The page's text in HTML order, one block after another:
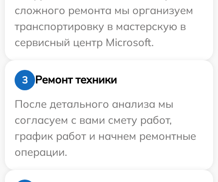
сложного ремонта мы организуем
транспортировку в мастерскую в
сервисный центр Microsoft.
3
Ремонт техники
После детального анализа мы
согласуем с вами смету работ,
график работ и начнем ремонтные
операции.